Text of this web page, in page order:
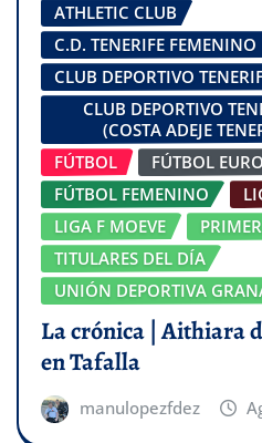
ATHLETIC CLUB
C.D. TENERIFE FEMENINO
CLUB DEPORTIVO
CLUB DEPORTIVO
(COSTA ADEJE
FÚTBOL
FÚTBOL
FÚTBOL FEMENINO
LIGA F MOEVE
TITULARES DEL DÍA
UNIÓN DEPORTIVA
La crónica | Aithiara
en Tafalla
manulopezfdez